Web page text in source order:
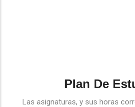
Plan De
Las asignaturas, y sus horas